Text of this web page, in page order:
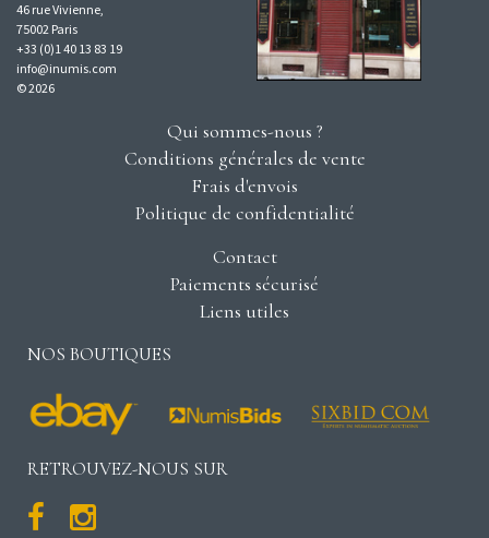
46 rue Vivienne,
75002 Paris
+33 (0)1 40 13 83 19
info@inumis.com
© 2026
Qui sommes-nous ?
Conditions générales de vente
Frais d'envois
Politique de confidentialité
Contact
Paiements sécurisé
Liens utiles
NOS BOUTIQUES
RETROUVEZ-NOUS SUR